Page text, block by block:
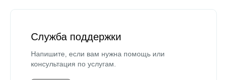
Служба поддержки
Напишите, если вам нужна помощь или
консультация по услугам.